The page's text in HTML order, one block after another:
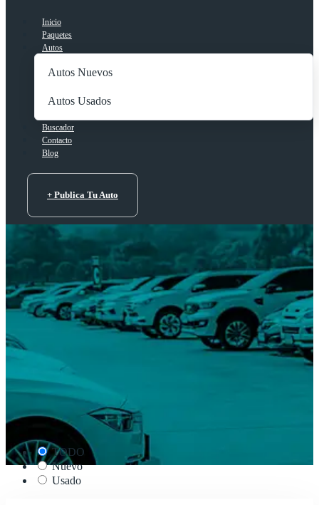
Inicio
Paquetes
Autos
Autos Nuevos
Autos Usados
Buscador
Contacto
Blog
+ Publica Tu Auto
TODO
Nuevo
Usado